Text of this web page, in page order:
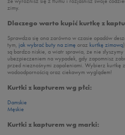
zimy.
Dlaczego warto kupić kurtkę z
Sprawdza się ona zarówno w czasie opadów
tym, jak wybrać buty na zimęoraz kurtkę zimową
są bardzo niskie, a wiatr sprawia, że nie
ubezpieczeniem na wypadek, gdy zapomnisz
przed nieznośnymi zapaleniami. Wybierz kurtkę
wodoodpornością oraz ciekawym wyglądem!
Kurtki z kapturem wg płci:
Damskie
Męskie
Kurtki z kapturem wg marki: